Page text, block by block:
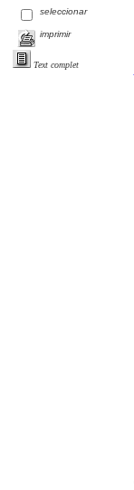
seleccionar
imprimir
Text complet